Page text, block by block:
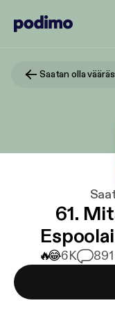
Saatan olla
61.
🔥😂6K 89